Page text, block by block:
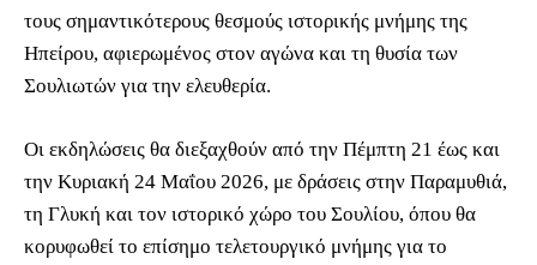
τους σημαντικότερους θεσμούς ιστορικής μνήμης της
Ηπείρου, αφιερωμένος στον αγώνα και τη θυσία των
Σουλιωτών για την ελευθερία.
Οι εκδηλώσεις θα διεξαχθούν από την Πέμπτη 21 έως και
την Κυριακή 24 Μαΐου 2026, με δράσεις στην Παραμυθιά,
τη Γλυκή και τον ιστορικό χώρο του Σουλίου, όπου θα
κορυφωθεί το επίσημο τελετουργικό μνήμης για το